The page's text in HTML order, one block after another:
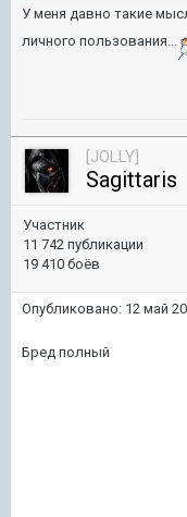
У меня давно такие
личного пользования...
[JOLLY]
Sagittaris
Участник
11 742 публикации
19 410 боёв
Опубликовано: 12 май
Бред полный